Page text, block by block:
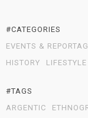
#CATEGORIES
EVENTS &
HISTORY
LIFESTYLE
#TAGS
ARGENTIC